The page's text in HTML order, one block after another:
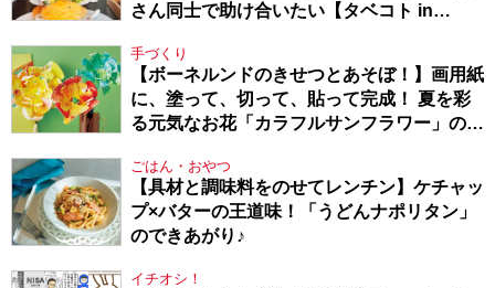
さん同士で助け合いたい【タベコト in
手づくり
【ボーネルンドのきせつとあそぼ！】画用紙
に、塗って、切って、貼って完成！ 夏を彩
る元気なお花「カラフルサンフラワー」の作
ごはん・おやつ
【具材と調味料をのせてレンチン】ケチャッ
プ×バターの王道味！「うどんナポリタン」
のできあがり♪
イチオシ！